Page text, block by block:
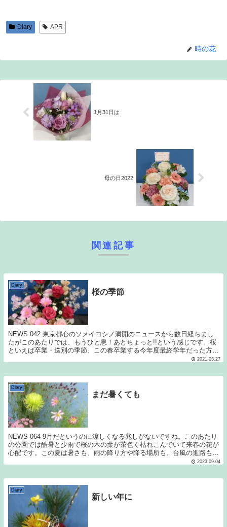
Diary APR
時の花
1月31日は
母の日2022
関連記事
Diary
桜の季節
NEWS 042 東京都心のソメイヨシノ満開のニュースから数日経ちまし
たがこのあたりでは、もうひと息！あとちょっと!!という感じです。桜
といえば卒業・送別の季節、この春卒業する今年度最終学年だった方は
2021.03.27
Diary
まだ暑くても
NEWS 064 9月だというのに涼しくなる兆しがないですね。このあたり
の公園では酷暑と少雨で桜の木の葉が茶色く枯れこんでいて来春の花が
心配です。この夏は暑さも、雨の降り方や降る場所も、台風の進路も、
2023.09.04
Diary
新しい年に